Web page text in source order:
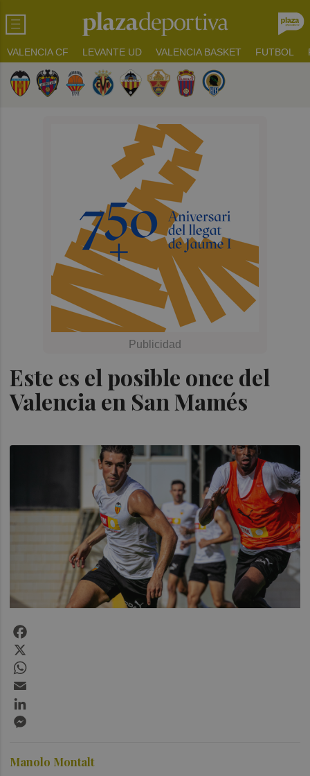
VALENCIA CF LEVANTE UD VALENCIA BASKET FUTBOL
Este es el posible once del
Valencia en San Mamés
Manolo Montalt